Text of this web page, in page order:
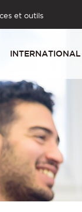
et outils
INTERNATIONAL